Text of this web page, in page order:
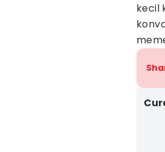
kecil